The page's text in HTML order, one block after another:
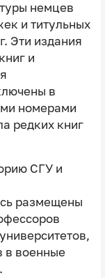
немцев
и титульных
Эти издания
и
в
номерами
редких книг
СГУ и
размещены
в военные